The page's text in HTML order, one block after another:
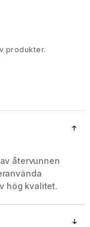
produkter.
återvunnen
hög kvalitet.